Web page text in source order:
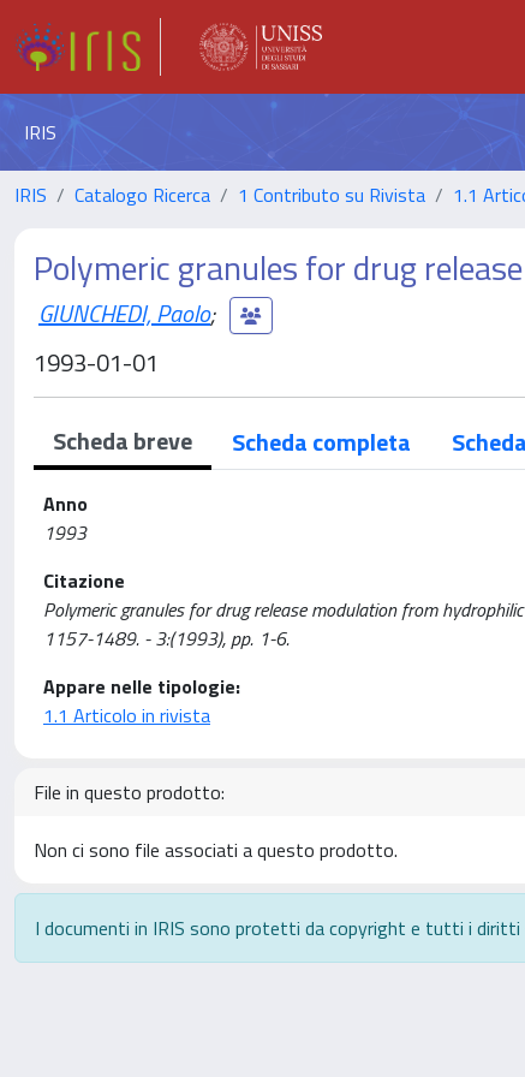
IRIS
IRIS Catalogo Ricerca 1 Contributo su Rivista 1.1
Polymeric granules for drug
GIUNCHEDI, Paolo;
1993-01-01
Scheda breve Scheda completa
Anno
1993
Citazione
Polymeric granules for drug release modulation from hydrophilic
1157-1489. - 3:(1993), pp. 1-6.
Appare nelle tipologie:
1.1 Articolo in rivista
File in questo prodotto:
Non ci sono file associati a questo prodotto.
I documenti in IRIS sono protetti da copyright e tutti i diritti